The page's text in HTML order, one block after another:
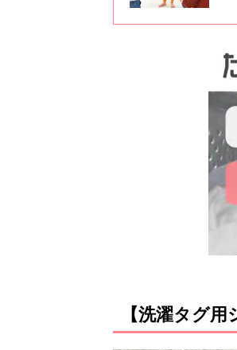
【洗濯タグ